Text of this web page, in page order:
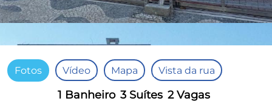
Fotos Vídeo Mapa Vista da rua
1 Banheiro 3 Suítes 2 Vagas